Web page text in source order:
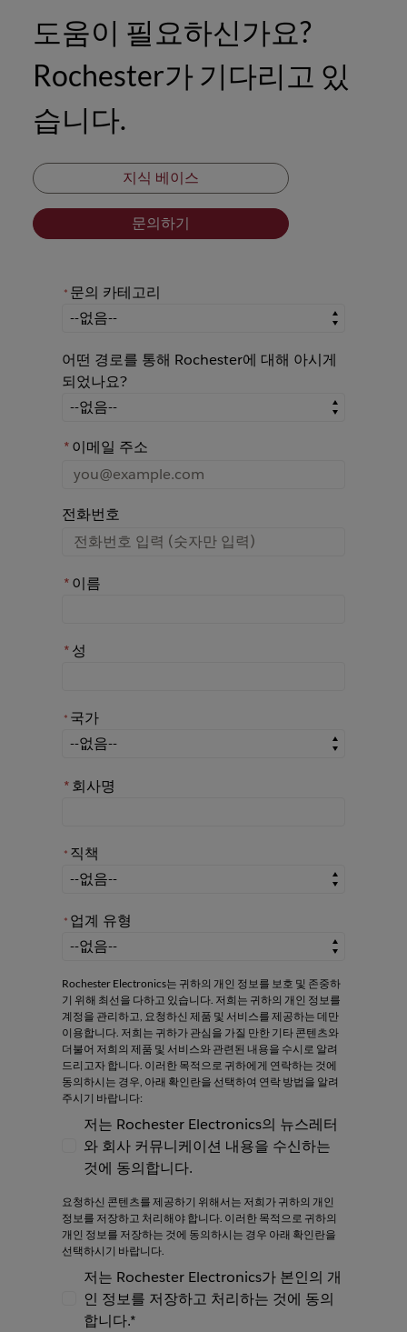
도움이 필요하신가요?
Rochester가 기다리고 있
습니다.
지식 베이스
문의하기
* 문의 카테고리
문의 카테고리
어떤 경로를 통해 Rochester에 대해 아시게
되었나요?
어떤 경로를 통해 Rochester에 대해 아시게 되었나요?
*이메일 주소
전화번호
*이름
*성
* 국가
국가
*회사명
* 직책
직책
* 업계 유형
업계 유형
Rochester Electronics는 귀하의 개인 정보를 보호 및 존중하
기 위해 최선을 다하고 있습니다. 저희는 귀하의 개인 정보를
계정을 관리하고, 요청하신 제품 및 서비스를 제공하는 데만
이용합니다. 저희는 귀하가 관심을 가질 만한 기타 콘텐츠와
더불어 저희의 제품 및 서비스와 관련된 내용을 수시로 알려
드리고자 합니다. 이러한 목적으로 귀하에게 연락하는 것에
동의하시는 경우, 아래 확인란을 선택하여 연락 방법을 알려
주시기 바랍니다:
저는 Rochester Electronics의 뉴스레터와 회사
저는 Rochester Electronics의 뉴스레터
와 회사 커뮤니케이션 내용을 수신하는
것에 동의합니다.
요청하신 콘텐츠를 제공하기 위해서는 저희가 귀하의 개인
정보를 저장하고 처리해야 합니다. 이러한 목적으로 귀하의
개인 정보를 저장하는 것에 동의하시는 경우 아래 확인란을
선택하시기 바랍니다.
저는 Rochester Electronics가 본인의 개인 정보
저는 Rochester Electronics가 본인의 개
인 정보를 저장하고 처리하는 것에 동의
합니다.*